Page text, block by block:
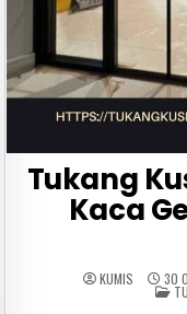
Tukang
Kaca
KUMIS 30
IN